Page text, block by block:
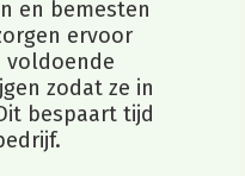
en bemesten
ervoor
zodat ze in
bespaart tijd